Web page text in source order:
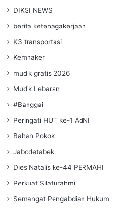
DIKSI NEWS
berita ketenagakerjaan
K3 transportasi
Kemnaker
mudik gratis 2026
Mudik Lebaran
#Banggai
Peringati HUT ke-1 AdNI
Bahan Pokok
Jabodetabek
Dies Natalis ke-44 PERMAHI
Perkuat Silaturahmi
Semangat Pengabdian Hukum